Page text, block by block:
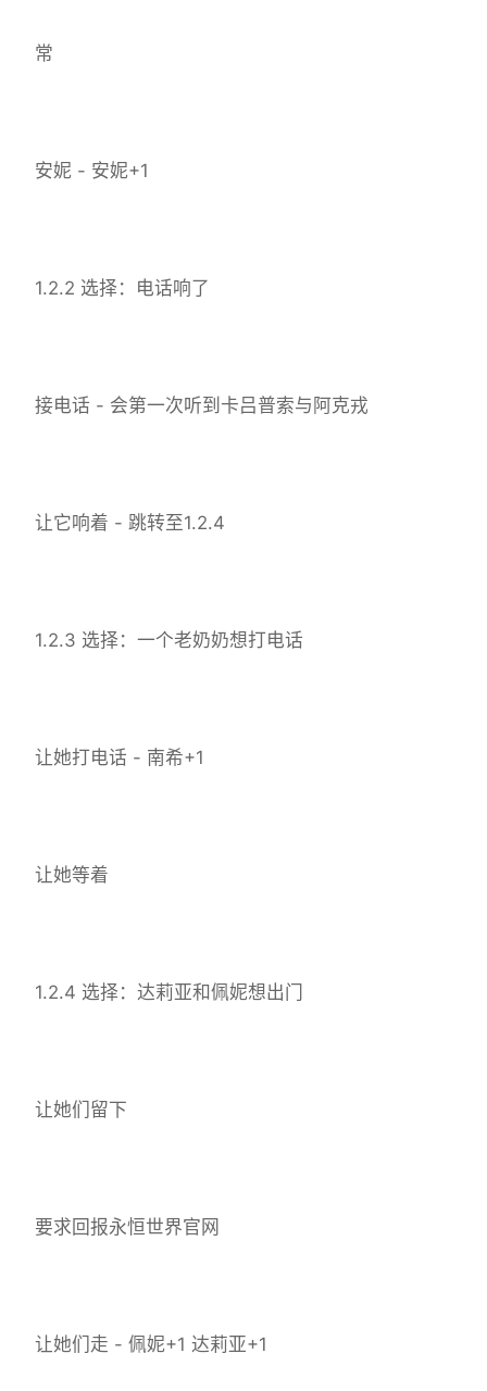
常
安妮 - 安妮+1
1.2.2 选择：电话响了
接电话 - 会第一次听到卡吕普索与阿克戎
让它响着 - 跳转至1.2.4
1.2.3 选择：一个老奶奶想打电话
让她打电话 - 南希+1
让她等着
1.2.4 选择：达莉亚和佩妮想出门
让她们留下
要求回报永恒世界官网
让她们走 - 佩妮+1 达莉亚+1